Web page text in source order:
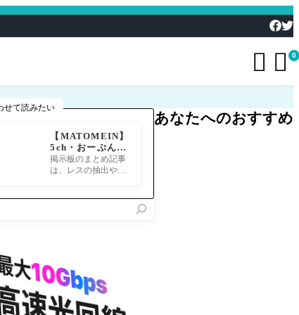
  0
せて読みたい
【MATOMEIN】
5ch・おーぷん2
ちゃん・したら
ば・ガルちゃん・
掲示板のまとめ記事
は、レスの抽出や整
あなたへのおすすめ